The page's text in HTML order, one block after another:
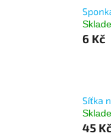
6 Kč
Síťka
45 Kč